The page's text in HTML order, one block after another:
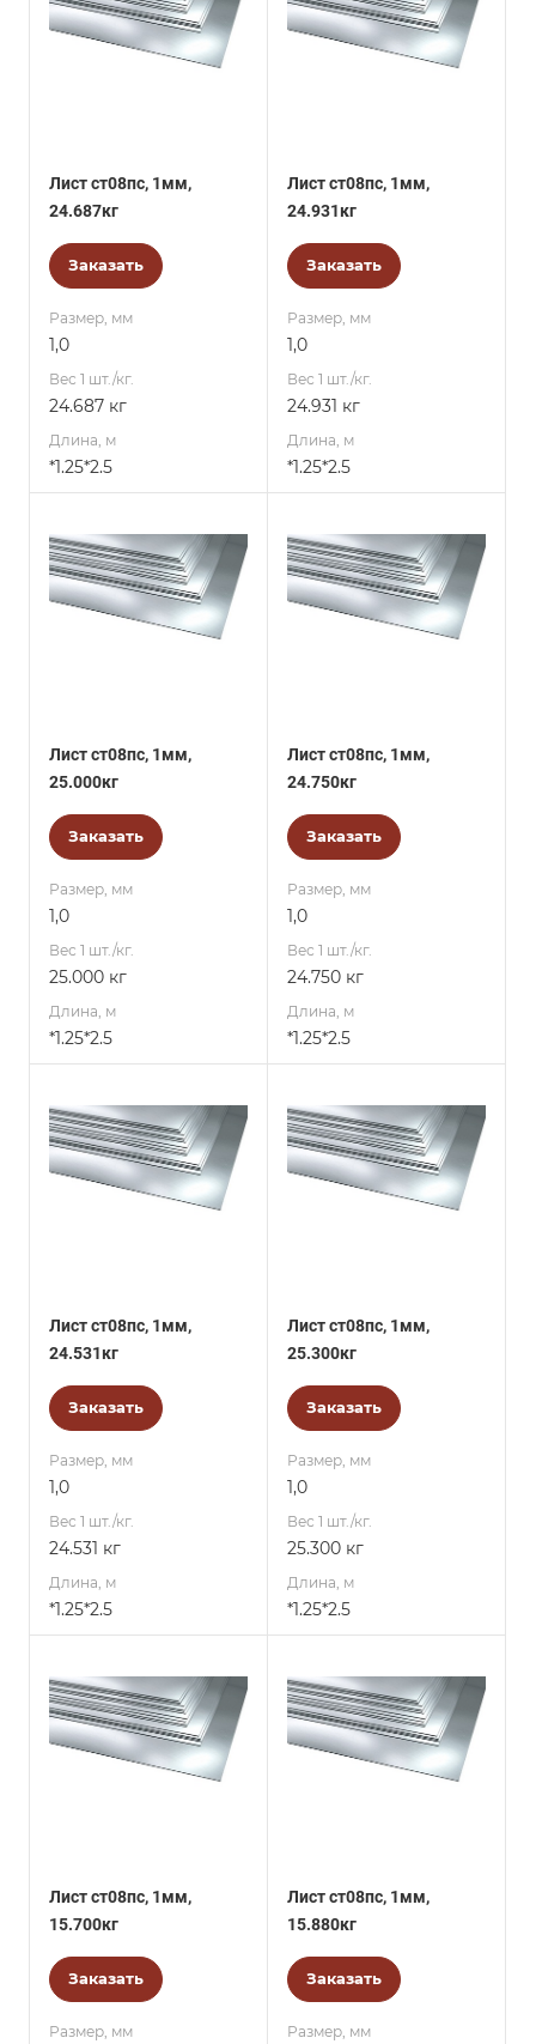
Лист ст08пс, 1мм,
24.687кг
Заказать
Размер, мм
1,0
Вес 1 шт./кг.
24.687 кг
Длина, м
*1.25*2.5
Лист ст08пс, 1мм,
24.931кг
Заказать
Размер, мм
1,0
Вес 1 шт./кг.
24.931 кг
Длина, м
*1.25*2.5
Лист ст08пс, 1мм,
25.000кг
Заказать
Размер, мм
1,0
Вес 1 шт./кг.
25.000 кг
Длина, м
*1.25*2.5
Лист ст08пс, 1мм,
24.750кг
Заказать
Размер, мм
1,0
Вес 1 шт./кг.
24.750 кг
Длина, м
*1.25*2.5
Лист ст08пс, 1мм,
24.531кг
Заказать
Размер, мм
1,0
Вес 1 шт./кг.
24.531 кг
Длина, м
*1.25*2.5
Лист ст08пс, 1мм,
25.300кг
Заказать
Размер, мм
1,0
Вес 1 шт./кг.
25.300 кг
Длина, м
*1.25*2.5
Лист ст08пс, 1мм,
15.700кг
Заказать
Размер, мм
Лист ст08пс, 1мм,
15.880кг
Заказать
Размер, мм